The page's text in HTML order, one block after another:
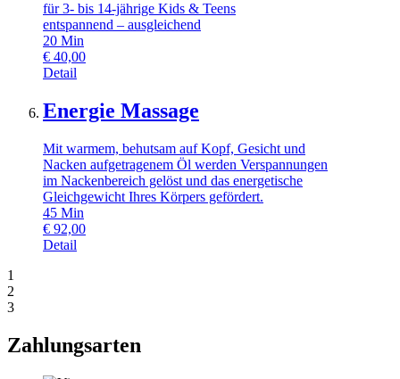
für 3- bis 14-jährige Kids & Teens
entspannend – ausgleichend
20 Min
€ 40,00
Detail
Energie Massage
Mit warmem, behutsam auf Kopf, Gesicht und
Nacken aufgetragenem Öl werden Verspannungen
im Nackenbereich gelöst und das energetische
Gleichgewicht Ihres Körpers gefördert.
45 Min
€ 92,00
Detail
1
2
3
Zahlungsarten